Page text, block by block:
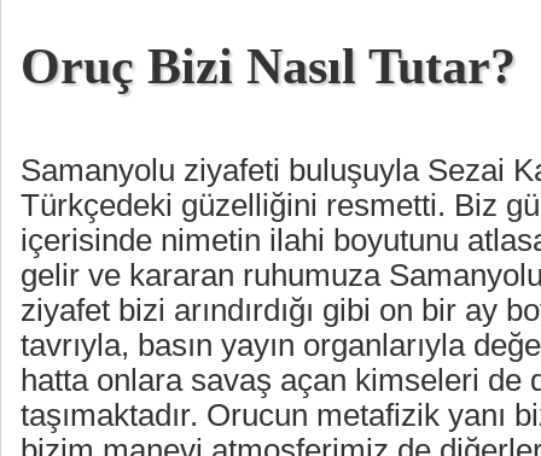
Oruç Bizi Nasıl Tutar?
Samanyolu ziyafeti buluşuyla Sezai
Türkçedeki güzelliğini resmetti. Biz
içerisinde nimetin ilahi boyutunu
gelir ve kararan ruhumuza
ziyafet bizi arındırdığı gibi on bir ay
tavrıyla, basın yayın organlarıyla
hatta onlara savaş açan kimseleri de
taşımaktadır. Orucun metafizik yanı